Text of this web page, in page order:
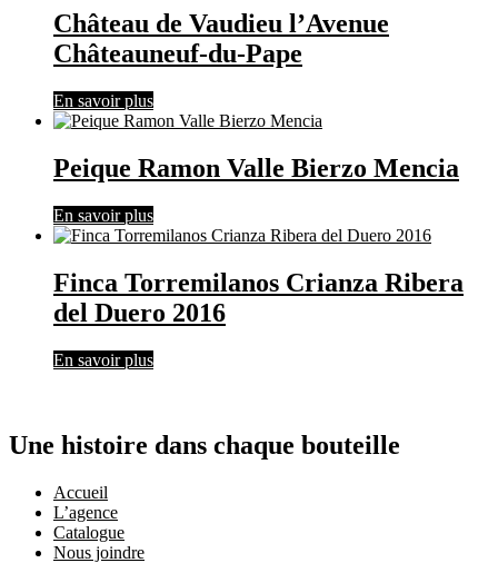
Château de Vaudieu l’Avenue
Châteauneuf-du-Pape
En savoir plus
Peique Ramon Valle Bierzo Mencia
En savoir plus
Finca Torremilanos Crianza Ribera
del Duero 2016
En savoir plus
Une histoire dans chaque bouteille
Accueil
L’agence
Catalogue
Nous joindre